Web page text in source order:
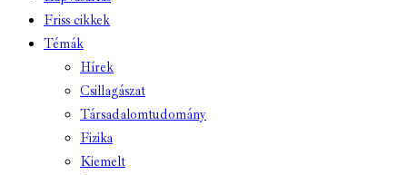
Friss cikkek
Témák
Hírek
Csillagászat
Társadalomtudomány
Fizika
Kiemelt